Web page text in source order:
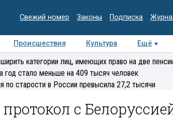
Свежий номер Законы Подписка
Происшествия Культура Ещё
Интервью Колумнисты
категории лиц, имеющих право на две
год стало меньше на 409 тысяч человек
по старости в России превысила 27,2 тысячи
с